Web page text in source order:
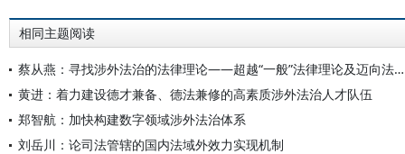
相同主题阅读
蔡从燕：寻找涉外法治的法律理论——超越“一般”法律理论及迈向法律吸引力理论
黄进：着力建设德才兼备、德法兼修的高素质涉外法治人才队伍
郑智航：加快构建数字领域涉外法治体系
刘岳川：论司法管辖的国内法域外效力实现机制